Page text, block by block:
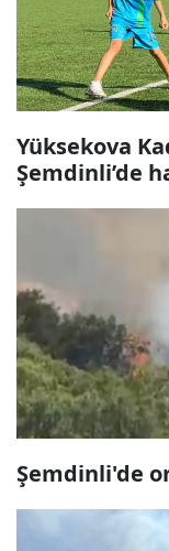
Yüksekova
Şemdinli’de
Şemdinli'de